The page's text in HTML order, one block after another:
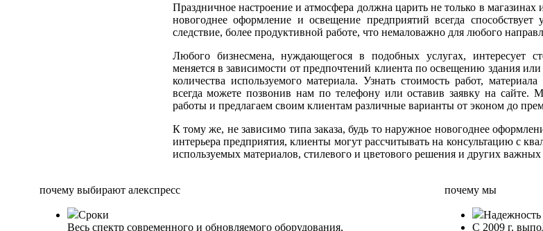
Праздничное настроение и атмосфера должна царить не только в магазинах
новогоднее оформление и освещение предприятий всегда
следствие, более продуктивной работе, что немаловажно для любого
Любого бизнесмена, нуждающегося в подобных услугах, интересует
меняется в зависимости от предпочтений клиента по освещению здания
количества используемого материала. Узнать стоимость работ,
всегда можете позвонив нам по телефону или оставив заявку на сайте.
работы и предлагаем своим клиентам различные варианты от эконом до
К тому же, не зависимо типа заказа, будь то наружное новогоднее
интерьера предприятия, клиенты могут рассчитывать на консультацию с
используемых материалов, стилевого и цветового решения и других важных
почему выбирают алекспресс
Сроки
Весь спектр современного и обновляемого оборудования,
почему мы
Надежность
С 2009 г.